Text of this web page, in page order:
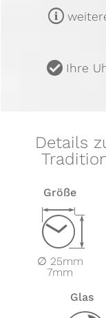
m
u Ihre
Details
Größe
Z
∅ 25mm
7mm
Glas